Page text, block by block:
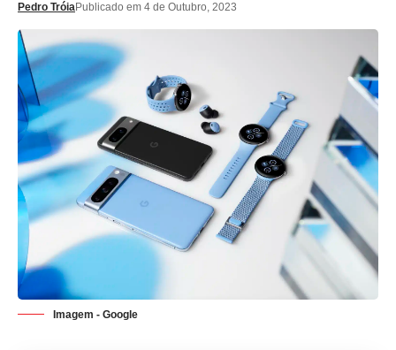
Pedro TróiaPublicado em 4 de Outubro, 2023
Imagem - Google